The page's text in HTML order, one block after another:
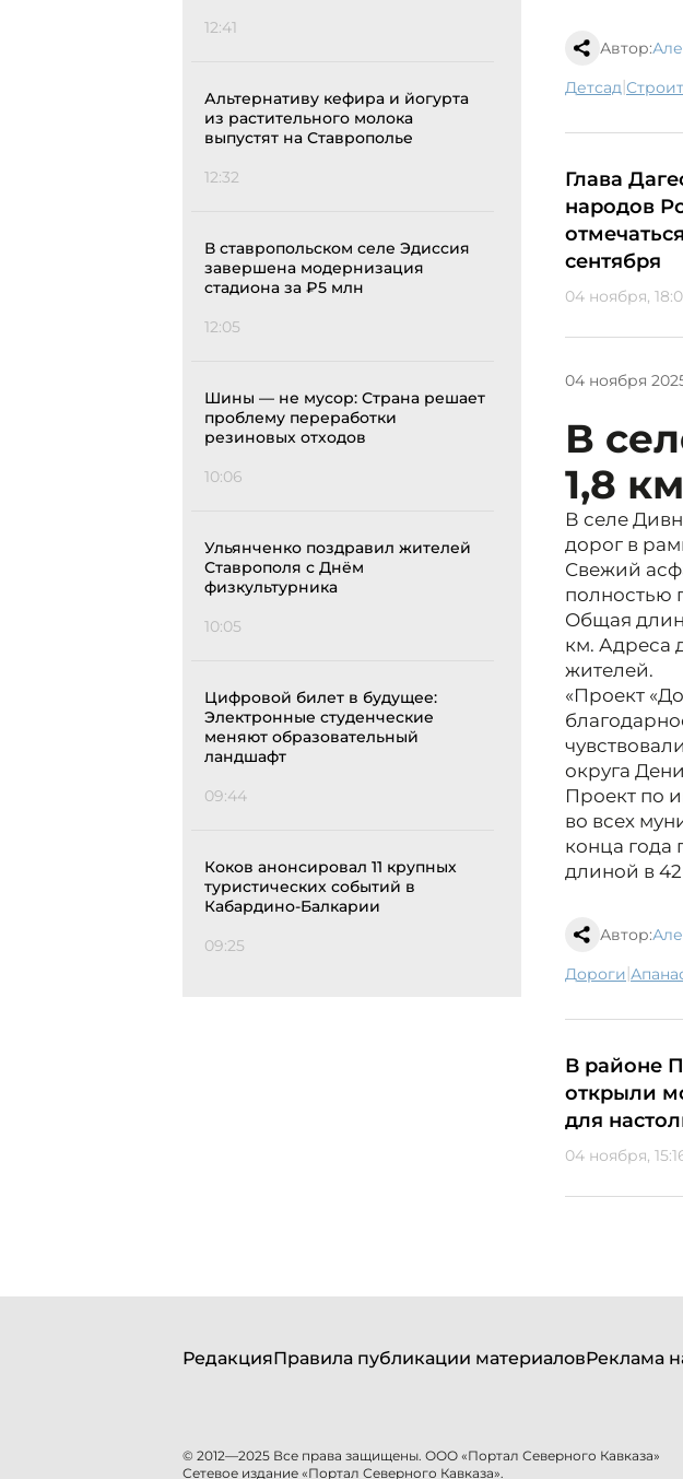
12:41
Альтернативу кефира и йогурта
из растительного молока
выпустят на Ставрополье
12:32
В ставропольском селе Эдиссия
завершена модернизация
стадиона за ₽5 млн
12:05
Шины — не мусор: Страна решает
проблему переработки
резиновых отходов
10:06
Ульянченко поздравил жителей
Ставрополя с Днём
физкультурника
10:05
Цифровой билет в будущее:
Электронные студенческие
меняют образовательный
ландшафт
09:44
Коков анонсировал 11 крупных
туристических событий в
Кабардино-Балкарии
09:25
Автор:
детсад|
Глава
народов
сентября
04 ноября,
04 ноября
В
1,8
В селе
дорог в
Свежий
полностью
Общая
км. Адреса
жителей.
«Проект
округа
Проект по
во всех
конца года
длиной в
Автор:
дороги|
В районе
открыли
для
04 ноября,
РедакцияПравила публикации материаловРеклама
© 2012—2025 Все права защищены. ООО «Портал Северного Кавказа»
Сетевое издание «Портал Северного Кавказа».